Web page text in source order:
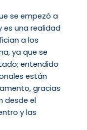
se empezó a
es una realidad
a los
ya que se
entendido
están
gracias
desde el
y las